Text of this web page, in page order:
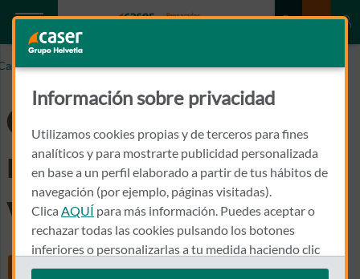
CÓMO EVITAR ROBOS EN CASA EN VACACIONES
Cómo evitar los
robos en casa en
verano
Share
Información sobre privacidad
Utilizamos cookies propias y de terceros para fines
analíticos y para mostrarte publicidad personalizada
en base a un perfil elaborado a partir de tus hábitos de
navegación (por ejemplo, páginas visitadas).
Clica AQUÍ para más información. Puedes aceptar o
rechazar todas las cookies pulsando los botones
inferiores o personalizarlas a tu medida haciendo clic
en"configurar cookies".